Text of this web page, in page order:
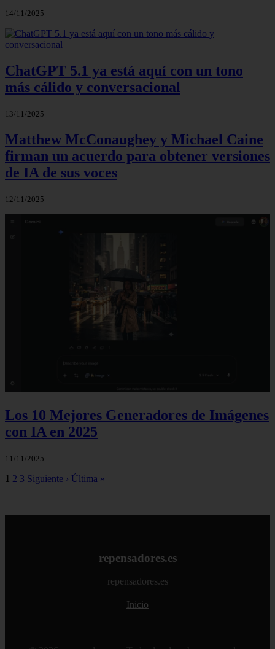
14/11/2025
ChatGPT 5.1 ya está aquí con un tono
más cálido y conversacional
13/11/2025
Matthew McConaughey y Michael Caine
firman un acuerdo para obtener versiones
de IA de sus voces
12/11/2025
Los 10 Mejores Generadores de Imágenes
con IA en 2025
11/11/2025
1 2 3 Siguiente › Última »
repensadores.es
repensadores.es
Inicio